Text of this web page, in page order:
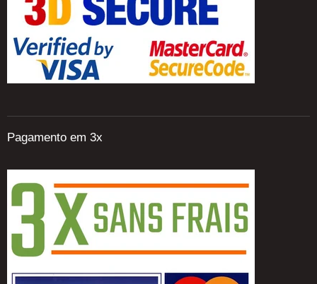
Pagamento em 3x